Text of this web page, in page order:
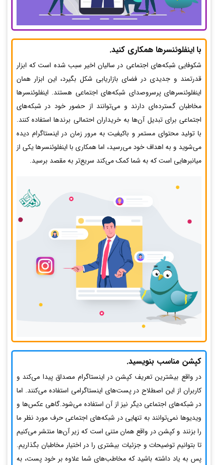
با اینفلوئنسرها همکاری کنید.
شکوفایی شبکه‌های اجتماعی در سالیان اخیر سبب شده است که ابزار
قدرتمند و جدیدی در فضای بازاریابی شکل بگیرد، این ابزار همان
اینفلوئنسرهای پرسروصدای شبکه‌های اجتماعی هستند. اینفلوئنسرها
مخاطبان گسترده‌ای دارند و می‌توانند از حضور خود در شبکه‌های
اجتماعی برای تبدیل آن‌ها به خریداران احتمالی برندها استفاده کنند.
با تولید محتوای مستمر و باکیفیت به مرور زمان در اینستاگرام دیده
می‌شوید و به اهداف خود می‌رسید، اما همکاری با اینفلوئنسرها یکی از
میانبرهایی است که به شما کمک می‌کند سریع‌تر به مقصد برسید.
کپشن مناسب بنویسید.
در واقع بیشترین تعریف کپشن در اینستاگرام مصداق پیدا می‌کند و
کاربران از این اصطلاح در پست‌های اینستاگرامی استفاده می‌کنند. اما
در شبکه‌های اجتماعی دیگر نیز از آن استفاده می‌شود.گاهی عکس‌ها و
ویدیوها نمی‌توانند به تنهایی در شبکه‌های اجتماعی حرف مورد نظر ما
را بزنند و کپشن در واقع همان متنی است که زیر آن‌ها منتشر می‌کنیم
تا بتوانیم توضیحات و جزئیات بیشتری را در اختیار مخاطبان بگذاریم.
پس به یاد داشته باشید که مخاطب‌های شما علاوه بر خود پست، به